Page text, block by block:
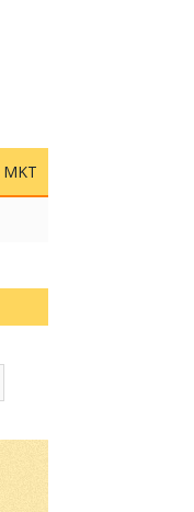
MKT